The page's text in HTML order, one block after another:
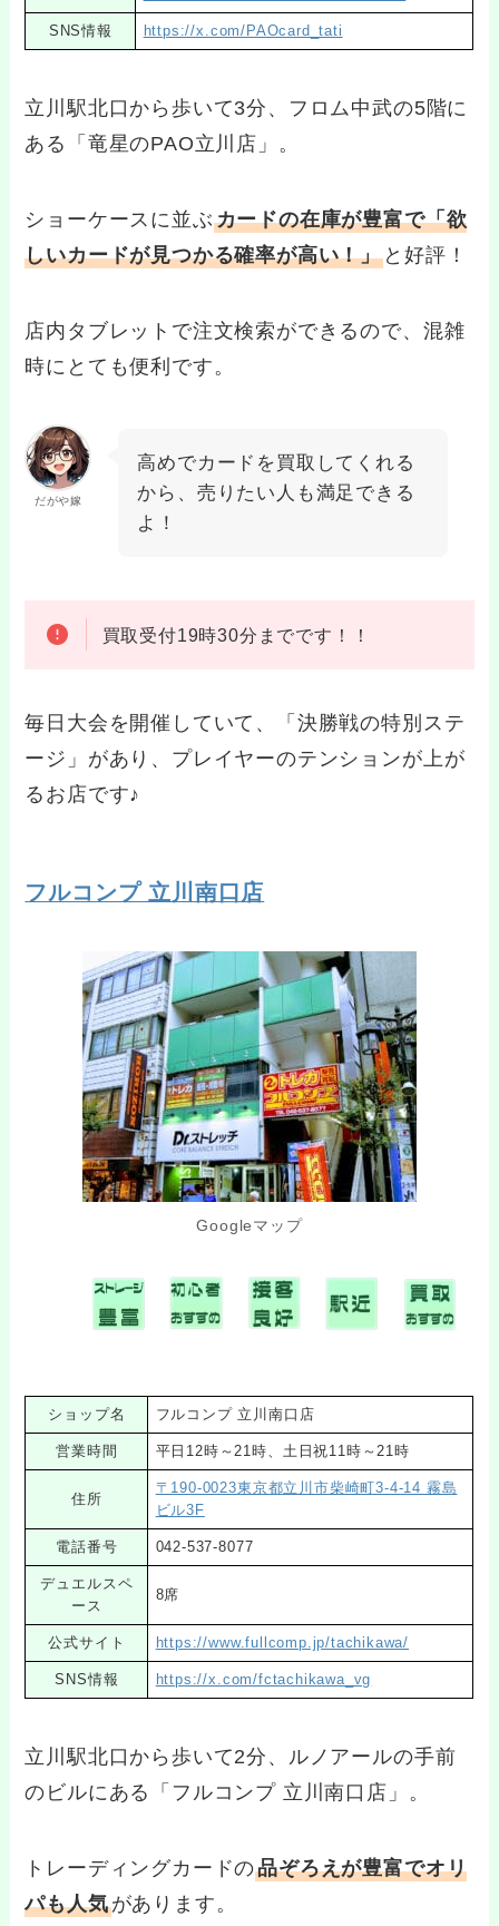
SNS情報 https://x.com/PAOcard_tati
立川駅北口から歩いて3分、フロム中武の5階に
ある「竜星のPAO立川店」。
ショーケースに並ぶカードの在庫が豊富で「欲
しいカードが見つかる確率が高い！」 と好評！
店内タブレットで注文検索ができるので、混雑
時にとても便利です。
だがや嫁
高めでカードを買取してくれる
から、売りたい人も満足できる
よ！
買取受付19時30分までです！！
毎日大会を開催していて、「決勝戦の特別ステ
ージ」があり、プレイヤーのテンションが上が
るお店です♪
フルコンプ 立川南口店
Googleマップ
ショップ名 フルコンプ 立川南口店
営業時間 平日12時～21時、土日祝11時～21時
住所
〒190-0023東京都立川市柴崎町3-4-14 霧島
ビル3F
電話番号 042-537-8077
デュエルスペ
ース
8席
公式サイト https://www.fullcomp.jp/tachikawa/
SNS情報 https://x.com/fctachikawa_vg
立川駅北口から歩いて2分、ルノアールの手前
のビルにある「フルコンプ 立川南口店」。
トレーディングカードの品ぞろえが豊富でオリ
パも人気があります。